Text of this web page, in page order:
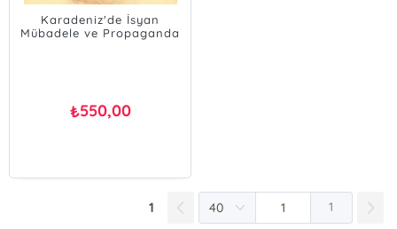
Karadeniz'de İsyan
Mübadele ve Propaganda
₺550,00
1 1